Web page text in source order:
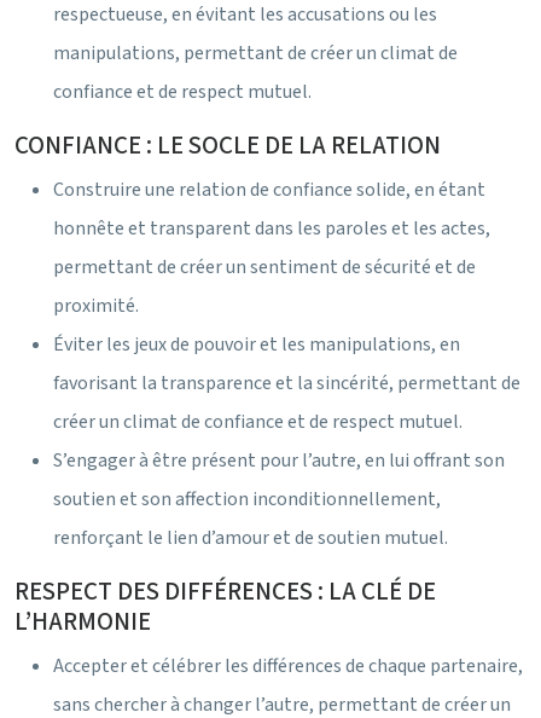
respectueuse, en évitant les accusations ou les
manipulations, permettant de créer un climat de
confiance et de respect mutuel.
CONFIANCE : LE SOCLE DE LA RELATION
Construire une relation de confiance solide, en étant
honnête et transparent dans les paroles et les actes,
permettant de créer un sentiment de sécurité et de
proximité.
Éviter les jeux de pouvoir et les manipulations, en
favorisant la transparence et la sincérité, permettant de
créer un climat de confiance et de respect mutuel.
S’engager à être présent pour l’autre, en lui offrant son
soutien et son affection inconditionnellement,
renforçant le lien d’amour et de soutien mutuel.
RESPECT DES DIFFÉRENCES : LA CLÉ DE
L’HARMONIE
Accepter et célébrer les différences de chaque partenaire,
sans chercher à changer l’autre, permettant de créer un